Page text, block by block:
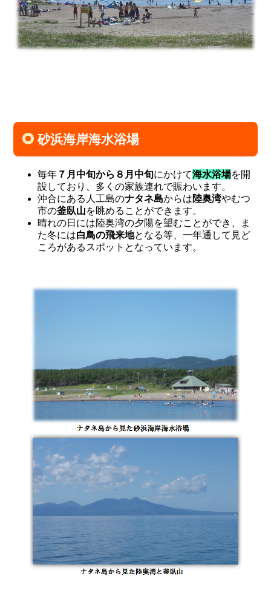
砂浜海岸海水浴場
毎年 ７月中旬から８月中旬にかけて海水浴場を開
設しており、多くの家族連れで賑わいます。
沖合にある人工島のナタネ島からは陸奥湾やむつ
市の釜臥山を眺めることができます。
晴れの日には陸奥湾の夕陽を望むことができ、ま
た冬には白鳥の飛来地となる等、一年通して見ど
ころがあるスポットとなっています。